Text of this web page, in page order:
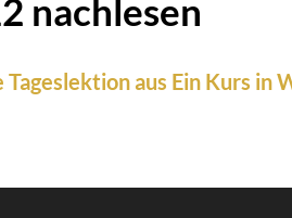
nachlesen
aus Ein Kurs in